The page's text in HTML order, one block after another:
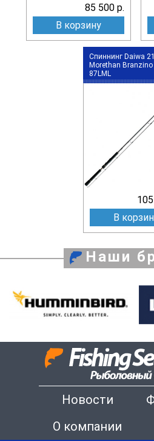
85 500 р.
В корзину
Спиннинг Daiwa 21
Morethan Branzino
87LML
В
Наши
Новости
О компании